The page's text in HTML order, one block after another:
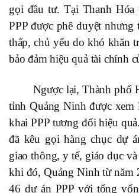
gọi đầu tư. Tại Thanh
PPP được phê duyệt
thấp, chủ yếu do khó khăn
bảo đảm hiệu quả tài chính
Ngược lại, Thành phố
tỉnh Quảng Ninh được xem
khai PPP tương đối hiệu
đã kêu gọi hàng chục dự
giao thông, y tế, giáo dục
khi đó, Quảng Ninh từ năm
46 dự án PPP với tổng